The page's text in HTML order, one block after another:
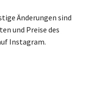
Änderungen sind
und Preise des
Instagram.